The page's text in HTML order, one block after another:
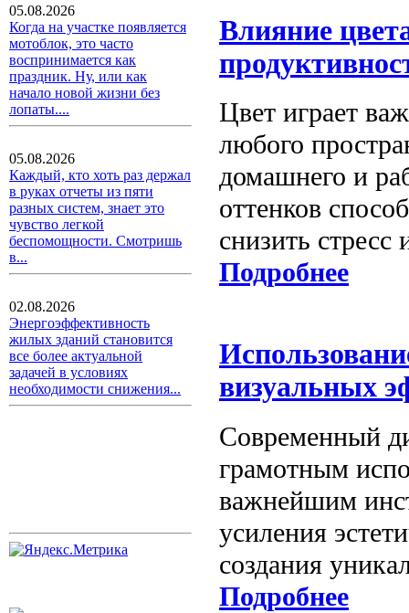
05.08.2026
Когда на участке появляется
мотоблок, это часто
воспринимается как
праздник. Ну, или как
начало новой жизни без
лопаты....
05.08.2026
Каждый, кто хоть раз держал
в руках отчеты из пяти
разных систем, знает это
чувство легкой
беспомощности. Смотришь
в...
02.08.2026
Энергоэффективность
жилых зданий становится
все более актуальной
задачей в условиях
необходимости снижения...
Влияние
Цвет играет
любого
домашнего и
оттенков
снизить
Подробнее
визуальных
Современный
грамотным
важнейшим
усиления
создания
Подробнее